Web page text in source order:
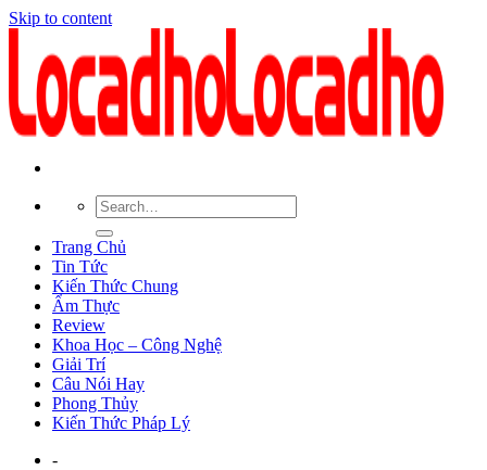
Skip to content
Trang Chủ
Tin Tức
Kiến Thức Chung
Ẩm Thực
Review
Khoa Học – Công Nghệ
Giải Trí
Câu Nói Hay
Phong Thủy
Kiến Thức Pháp Lý
-